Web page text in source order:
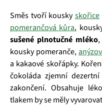
Směs tvoří kouskyskořice
pomerančová kůra,
sušené plnotučné mléko,
kousky pomeranče,
a kakaové skořápky.
čokoláda zjemní
zakončení. Obsahuje
tlakem by se měly